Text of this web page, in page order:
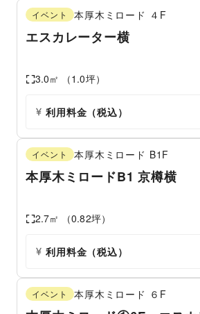
イベント 本厚木ミロード ４F
エスカレーター横
3.0㎡ （1.0坪）
利用料金（税込）
イベント 本厚木ミロード B1F
本厚木ミロードB1 京樽横
2.7㎡ （0.82坪）
利用料金（税込）
イベント 本厚木ミロード ６F